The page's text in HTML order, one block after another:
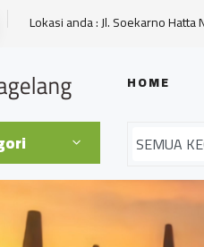
Lokasi anda : Jl. Soekarno Hatta
HOME